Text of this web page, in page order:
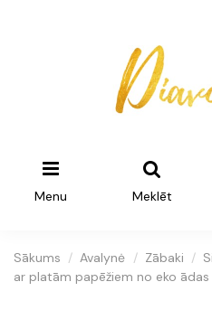
Menu Meklēt
Sākums Avalynė Zābaki
ar platām papēžiem no eko ādas